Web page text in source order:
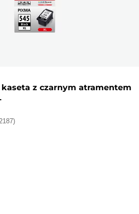
z czarnym atramentem